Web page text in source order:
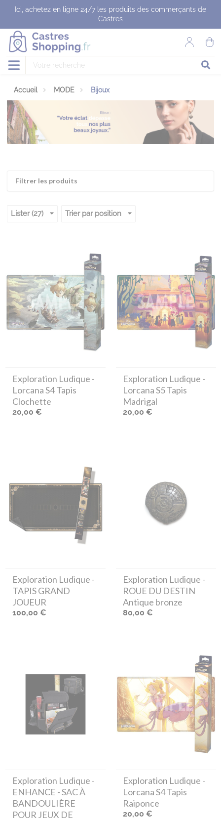
Ici, achetez en ligne 24/7 les produits des commerçants de
Castres
Accueil MODE Bijoux
Filtrer les produits
Lister (27) Trier par position
Exploration Ludique -
Lorcana S4 Tapis
Clochette
20,00 €
Exploration Ludique -
Lorcana S5 Tapis
Madrigal
20,00 €
Exploration Ludique -
TAPIS GRAND
JOUEUR
100,00 €
Exploration Ludique -
ROUE DU DESTIN
Antique bronze
80,00 €
Exploration Ludique -
ENHANCE - SAC À
BANDOULIÈRE
POUR JEUX DE
Exploration Ludique -
Lorcana S4 Tapis
Raiponce
20,00 €
Panneau de gestion des cookies